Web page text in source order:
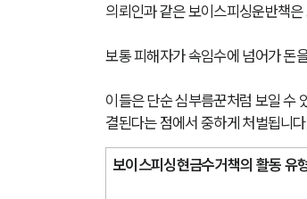
의뢰인과 같은 보이스피싱운반책
보통 피해자가 속임수에 넘어가 돈
이들은 단순 심부름꾼처럼 보일 수
결된다는 점에서 중하게 처벌됩니다.
보이스피싱현금수거책의 활동 유